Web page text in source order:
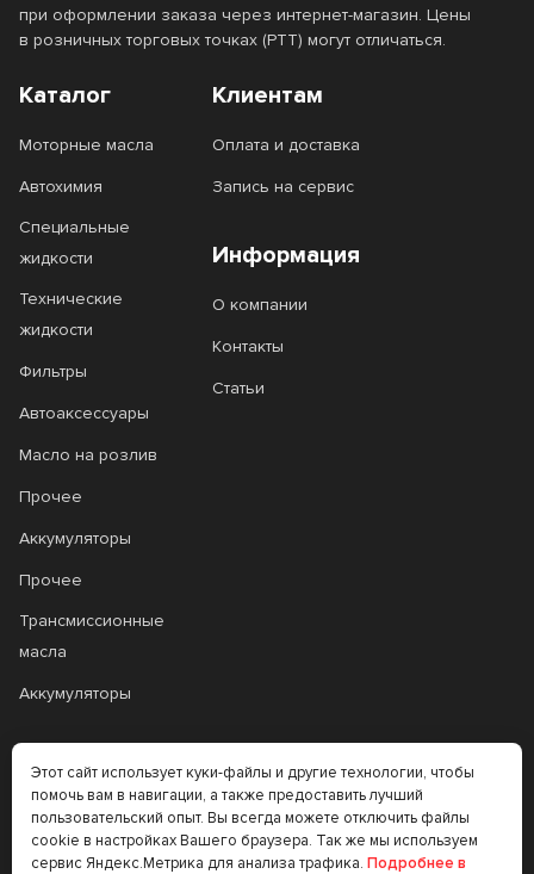
при оформлении заказа через интернет-магазин. Цены
в розничных торговых точках (РТТ) могут отличаться.
Каталог
Моторные масла
Автохимия
Специальные
жидкости
Технические
жидкости
Фильтры
Автоаксессуары
Масло на розлив
Прочее
Аккумуляторы
Прочее
Трансмиссионные
масла
Аккумуляторы
Клиентам
Оплата и доставка
Запись на сервис
Информация
О компании
Контакты
Статьи
+7 (383) 335-77-99
rtt@m-masel.ru
Этот сайт использует куки-файлы и другие технологии, чтобы
помочь вам в навигации, а также предоставить лучший
пользовательский опыт. Вы всегда можете отключить файлы
cookie в настройках Вашего браузера. Так же мы используем
сервис Яндекс.Метрика для анализа трафика. Подробнее в